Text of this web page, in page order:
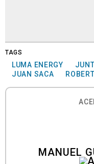
TAGS
LUMA ENERGY
JUAN SACA
MANUEL